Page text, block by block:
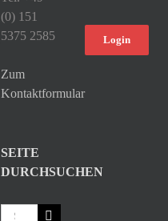
(0) 151
5375 2585
Zum
Kontaktformular
SEITE
DURCHSUCHEN
Suche
Login